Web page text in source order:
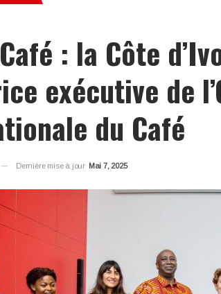
: la Côte
exécutive de
du Café
Dernière mise à jour Mai 7, 2025